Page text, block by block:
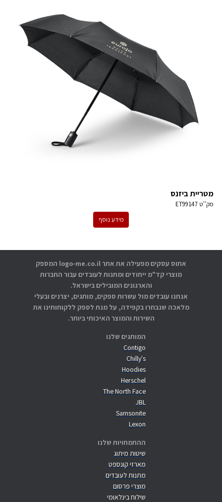
מטריית ביזנס
מק''טET99147
מידע נוסף
המותגים שלנו
Contigo
Chilly's
Hoodies
Herschel
The North Face
JBL
Samsonite
Lexon
ההתמחויות שלנו
שיטות מיתוג
מארזי קונספט
מתנות לעובדים
מוצרי פרסום
שילוח בינלאומי
אתוס עסקים מפעילה את אתר logo-me.co.il המספק
מוצרי קד"מ ייחודים ומתנות לעובדים עבור החברות
והארגונים המובילים בישראל.
אנחנו עובדים מול עשרות ספקים, מותגים, יצרנים ובעלי
מלאכה שנבחרו בקפידה, על מנת לספק ללקוחותינו את
השירות והמוצר האיכותי ביותר.